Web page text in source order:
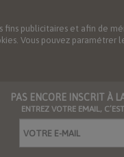
publicitaires et afin de
Vous pouvez paramétrer
PAS ENCORE INSCRIT À
ENTREZ VOTRE EMAIL,